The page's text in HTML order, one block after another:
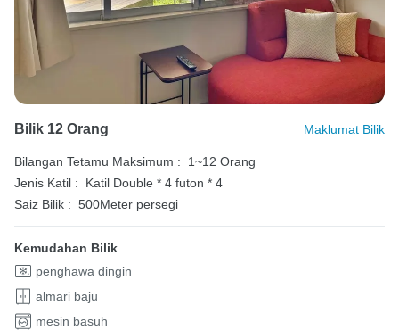
Bilik 12 Orang Maklumat Bilik
Bilangan Tetamu Maksimum :
1~12 Orang
Jenis Katil :
Katil Double * 4 futon * 4
Saiz Bilik : 500Meter persegi
Kemudahan Bilik
penghawa dingin
almari baju
mesin basuh